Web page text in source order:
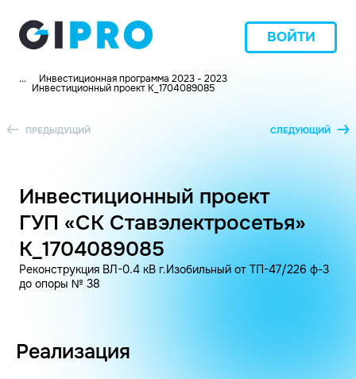
ВОЙТИ
... Инвестиционная программа 2023 - 2023
Инвестиционный проект K_1704089085
ПРЕДЫДУЩИЙ СЛЕДУЮЩИЙ
Инвестиционный проект
ГУП «СК Ставэлектросетья»
K_1704089085
Реконструкция ВЛ-0.4 кВ г.Изобильный от ТП-47/226 ф-3
до опоры № 38
Реализация